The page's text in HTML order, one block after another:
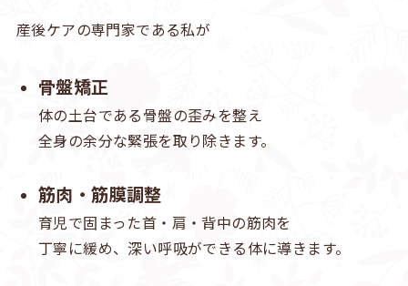
産後ケアの専門家である私が
骨盤矯正
体の土台である骨盤の歪みを整え
全身の余分な緊張を取り除きます。
筋肉・筋膜調整
育児で固まった首・肩・背中の筋肉を
丁寧に緩め、深い呼吸ができる体に導きます。